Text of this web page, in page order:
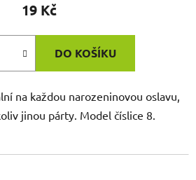
19 Kč
DO KOŠÍKU
na každou narozeninovou oslavu,
jinou párty. Model číslice 8.